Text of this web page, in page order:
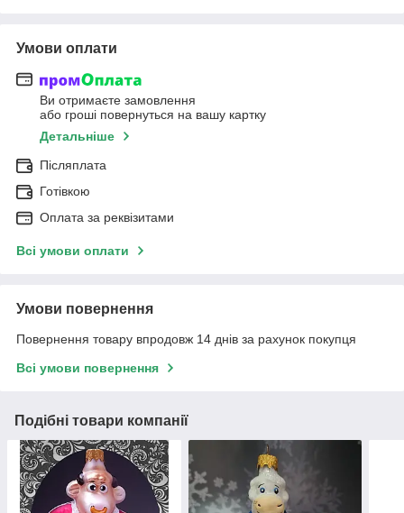
Умови оплати
Ви отримаєте замовлення
або гроші повернуться на вашу картку
Детальніше
Післяплата
Готівкою
Оплата за реквізитами
Всі умови оплати
Умови повернення
Повернення товару впродовж 14 днів за рахунок покупця
Всі умови повернення
Подібні товари компанії